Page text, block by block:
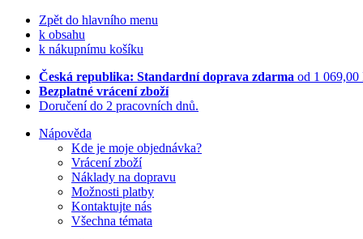
Zpět do hlavního menu
k obsahu
k nákupnímu košíku
Česká republika: Standardní doprava zdarma od 1 069,00
Bezplatné vrácení zboží
Doručení do 2 pracovních dnů.
Nápověda
Kde je moje objednávka?
Vrácení zboží
Náklady na dopravu
Možnosti platby
Kontaktujte nás
Všechna témata